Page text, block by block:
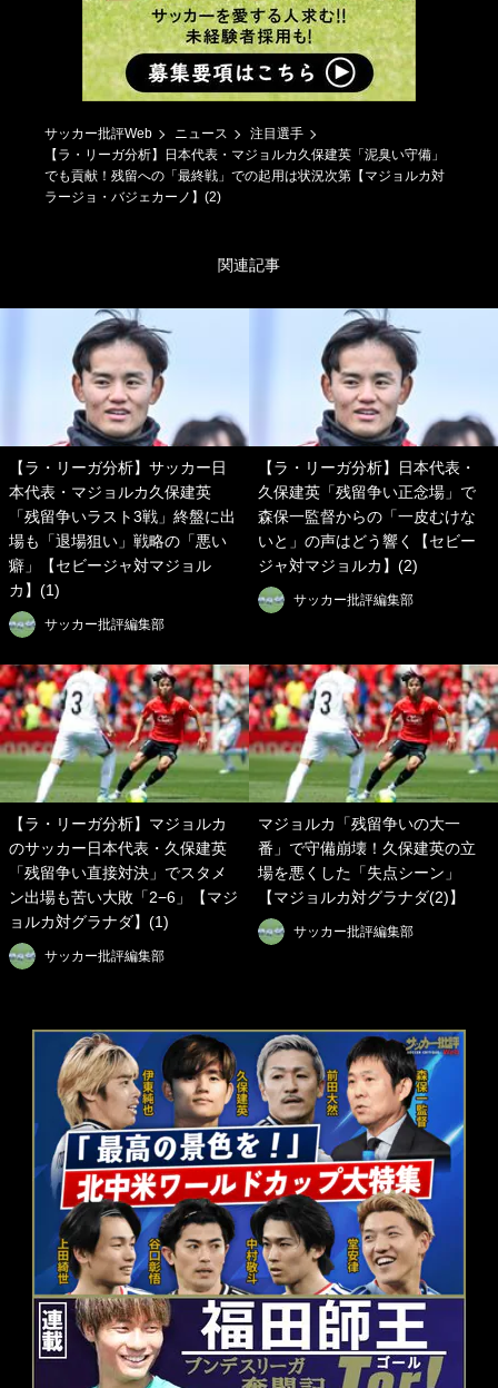
サッカー批評Web ニュース
注目選手
【ラ・リーガ分析】日本代表・マジョルカ久保建英「泥臭い守備」
でも貢献！残留への「最終戦」での起用は状況次第【マジョルカ対
ラージョ・バジェカーノ】(2)
関連記事
【ラ・リーガ分析】サッカー日
本代表・マジョルカ久保建英
「残留争いラスト3戦」終盤に出
場も「退場狙い」戦略の「悪い
癖」【セビージャ対マジョル
カ】(1)
サッカー批評編集部
【ラ・リーガ分析】日本代表・
久保建英「残留争い正念場」で
森保一監督からの「一皮むけな
いと」の声はどう響く【セビー
ジャ対マジョルカ】(2)
サッカー批評編集部
【ラ・リーガ分析】マジョルカ
のサッカー日本代表・久保建英
「残留争い直接対決」でスタメ
ン出場も苦い大敗「2−6」【マジ
ョルカ対グラナダ】(1)
サッカー批評編集部
マジョルカ「残留争いの大一
番」で守備崩壊！久保建英の立
場を悪くした「失点シーン」
【マジョルカ対グラナダ(2)】
サッカー批評編集部